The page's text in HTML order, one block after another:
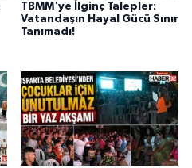
TBMM'ye İlginç Talepler:
Vatandaşın Hayal Gücü Sınır
Tanımadı!